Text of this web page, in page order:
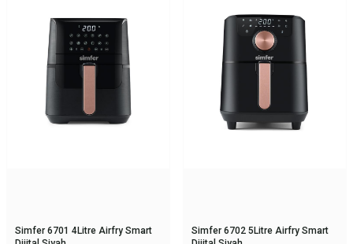
Simfer 6701 4Litre Airfry Smart
Simfer 6702 5Litre Airfry Smart